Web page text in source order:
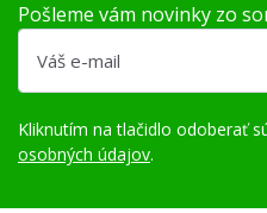
Pošleme vám novinky zo
Kliknutím na tlačidlo odoberať
osobných údajov.